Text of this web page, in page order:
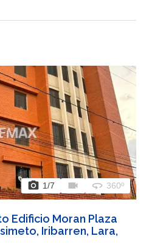
photo_camera 1/7 videocam 360 360º
Edificio Moran Plaza
Iribarren, Lara,